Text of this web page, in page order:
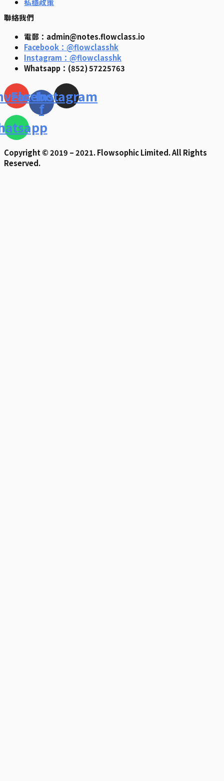
聯絡我們
電郵：admin@notes.flowclass.io
Facebook：@flowclasshk
Instagram：@flowclasshk
Whatsapp：(852) 57225763
Facebook-
f
Instagram
Copyright © 2019 – 2021. Flowsophic Limited. All Rights
Reserved.